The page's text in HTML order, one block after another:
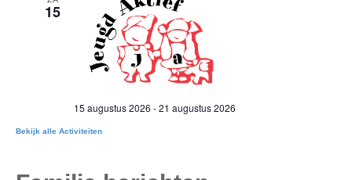
Bekijk alle Activiteiten